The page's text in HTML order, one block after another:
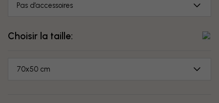
Pas d’accessoires
Choisir la taille:
70x50 cm